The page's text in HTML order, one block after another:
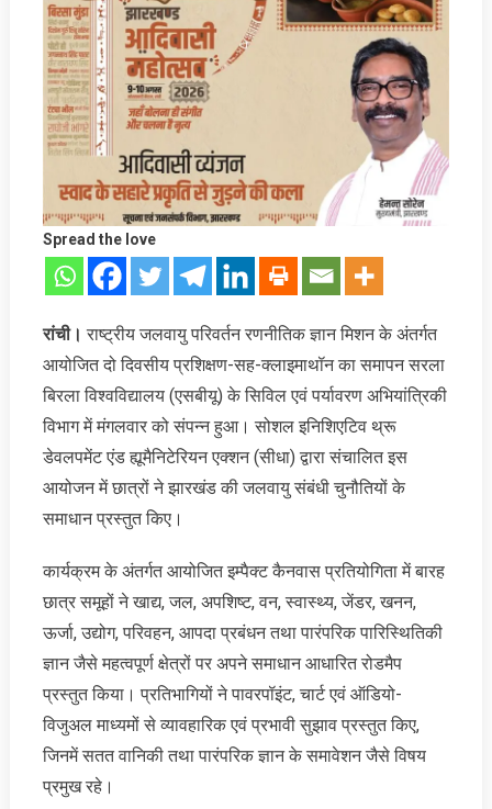
Spread the love
रांची। राष्ट्रीय जलवायु परिवर्तन रणनीतिक ज्ञान मिशन के अंतर्गत
आयोजित दो दिवसीय प्रशिक्षण-सह-क्लाइमाथॉन का समापन सरला
बिरला विश्वविद्यालय (एसबीयू) के सिविल एवं पर्यावरण अभियांत्रिकी
विभाग में मंगलवार को संपन्न हुआ। सोशल इनिशिएटिव थ्रू
डेवलपमेंट एंड ह्यूमैनिटेरियन एक्शन (सीधा) द्वारा संचालित इस
आयोजन में छात्रों ने झारखंड की जलवायु संबंधी चुनौतियों के
समाधान प्रस्तुत किए।
कार्यक्रम के अंतर्गत आयोजित इम्पैक्ट कैनवास प्रतियोगिता में बारह
छात्र समूहों ने खाद्य, जल, अपशिष्ट, वन, स्वास्थ्य, जेंडर, खनन,
ऊर्जा, उद्योग, परिवहन, आपदा प्रबंधन तथा पारंपरिक पारिस्थितिकी
ज्ञान जैसे महत्वपूर्ण क्षेत्रों पर अपने समाधान आधारित रोडमैप
प्रस्तुत किया। प्रतिभागियों ने पावरपॉइंट, चार्ट एवं ऑडियो-
विजुअल माध्यमों से व्यावहारिक एवं प्रभावी सुझाव प्रस्तुत किए,
जिनमें सतत वानिकी तथा पारंपरिक ज्ञान के समावेशन जैसे विषय
प्रमुख रहे।